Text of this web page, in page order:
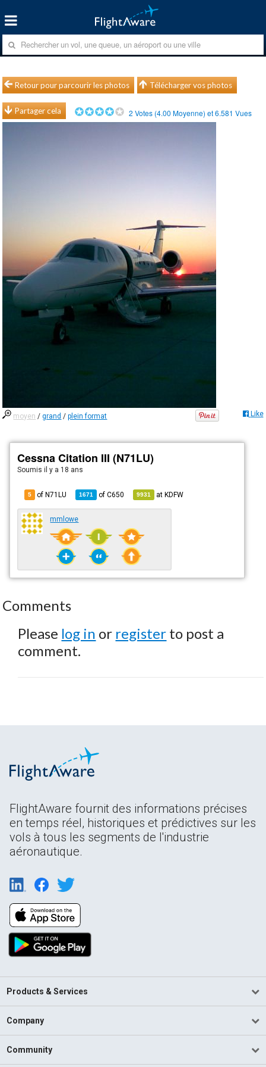
Retour pour parcourir les photos Télécharger vos photos
Partager cela 2 Votes (4.00 Moyenne) et6.581 Vues
moyen /grand /plein format Like
Cessna Citation III (N71LU)
Soumisil y a 18 ans
5 of N71LU 1671 ofC650 9931 atKDFW
mmlowe
Comments
Please log in or register to post a
comment.
FlightAware fournit des informations précises
en temps réel, historiques et prédictives sur les
vols à tous les segments de l'industrie
aéronautique.
Products & Services
Company
Community